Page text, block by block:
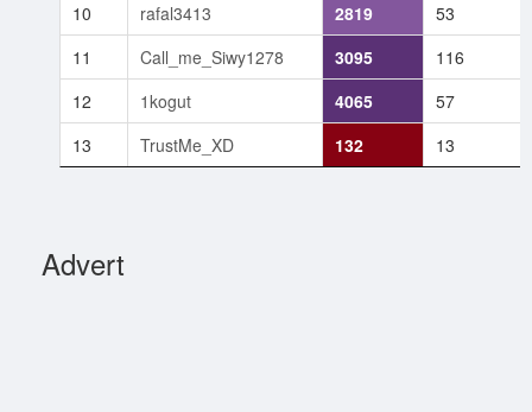
10
rafal3413 2819
53
11
Call_me_Siwy1278 3095
116
12
1kogut 4065
57
13
TrustMe_XD 132 13
Advert